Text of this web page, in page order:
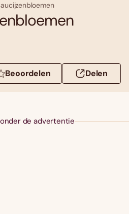
Beoordelen Delen
de advertentie